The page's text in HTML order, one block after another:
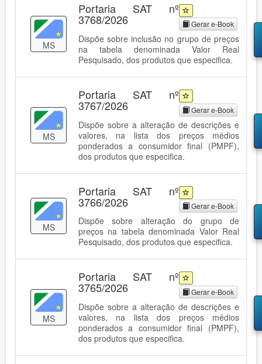
MS
Portaria SAT nº
3768/2026 Gerar e-Book
Dispõe sobre inclusão no grupo de preços
na tabela denominada Valor Real
Pesquisado, dos produtos que especifica.
MS
Portaria SAT nº
3767/2026 Gerar e-Book
Dispõe sobre a alteração de descrições e
valores, na lista dos preços médios
ponderados a consumidor final (PMPF),
dos produtos que especifica.
MS
Portaria SAT nº
3766/2026 Gerar e-Book
Dispõe sobre alteração do grupo de
preços na tabela denominada Valor Real
Pesquisado, dos produtos que especifica.
MS
Portaria SAT nº
3765/2026 Gerar e-Book
Dispõe sobre a alteração de descrições e
valores, na lista dos preços médios
ponderados a consumidor final (PMPF),
dos produtos que especifica.